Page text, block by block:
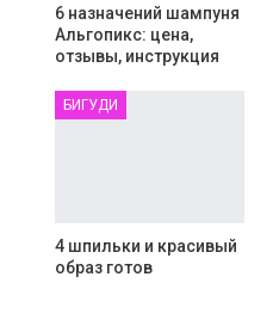
6 назначений шампуня
Альгопикс: цена,
отзывы, инструкция
БИГУДИ
4 шпильки и красивый
образ готов